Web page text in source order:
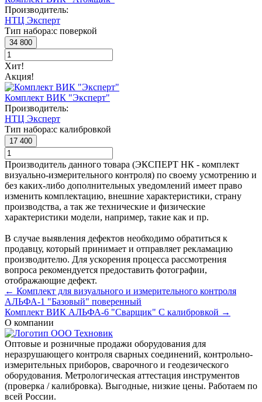
Производитель:
НТЦ Эксперт
Тип набора:с поверкой
34 800
Хит!
Акция!
Комплект ВИК "Эксперт"
Производитель:
НТЦ Эксперт
Тип набора:с калибровкой
17 400
Производитель данного товара (ЭКСПЕРТ НК - комплект
визуально-измерительного контроля) по своему усмотрению и
без каких-либо дополнительных уведомлений имеет право
изменить комплектацию, внешние характеристики, страну
производства, а так же технические и физические
характеристики модели, например, такие как и пр.
В случае выявления дефектов необходимо обратиться к
продавцу, который принимает и отправляет рекламацию
производителю. Для ускорения процесса рассмотрения
вопроса рекомендуется предоставить фотографии,
отображающие дефект.
← Комплект для визуального и измерительного контроля
АЛЬФА-1 "Базовый" поверенный
Комплект ВИК АЛЬФА-6 "Сварщик" С калибровкой →
О компании
Оптовые и розничные продажи оборудования для
неразрушающего контроля сварных соединений, контрольно-
измерительных приборов, сварочного и геодезического
оборудования. Метрологическая аттестация инструментов
(проверка / калибровка). Выгодные, низкие цены. Работаем по
всей России.